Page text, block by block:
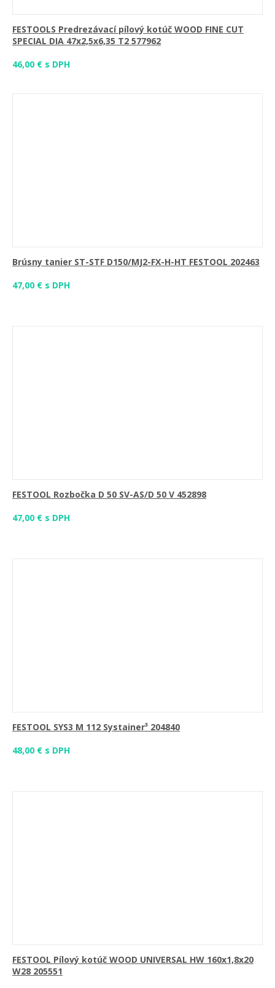
FESTOOLS Predrezávací pílový kotúč WOOD FINE CUT
SPECIAL DIA 47x2,5x6,35 T2 577962
46,00 € s DPH
Brúsny tanier ST-STF D150/MJ2-FX-H-HT FESTOOL 202463
47,00 € s DPH
FESTOOL Rozbočka D 50 SV-AS/D 50 V 452898
47,00 € s DPH
FESTOOL SYS3 M 112 Systainer³ 204840
48,00 € s DPH
FESTOOL Pílový kotúč WOOD UNIVERSAL HW 160x1,8x20
W28 205551